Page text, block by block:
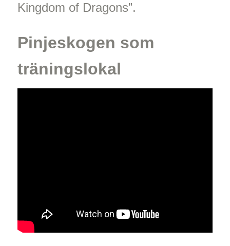
Kingdom of Dragons”.
Pinjeskogen som
träningslokal